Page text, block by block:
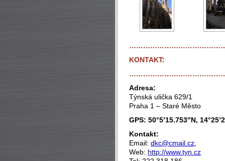
KONTAKT:
Adresa:
Týnská ulička 629/1
Praha 1 – Staré Město
GPS: 50°5’15.753″N,
Kontakt:
Email: dkc@cmail.cz
Web: http://www.tyn.cz